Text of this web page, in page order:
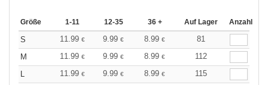
Größe 1-11 12-35 36 + Auf Lager Anzahl
S 11.99 € 9.99 € 8.99 €
81
M
11.99 € 9.99 € 8.99 €
112
L
11.99 € 9.99 € 8.99 €
115